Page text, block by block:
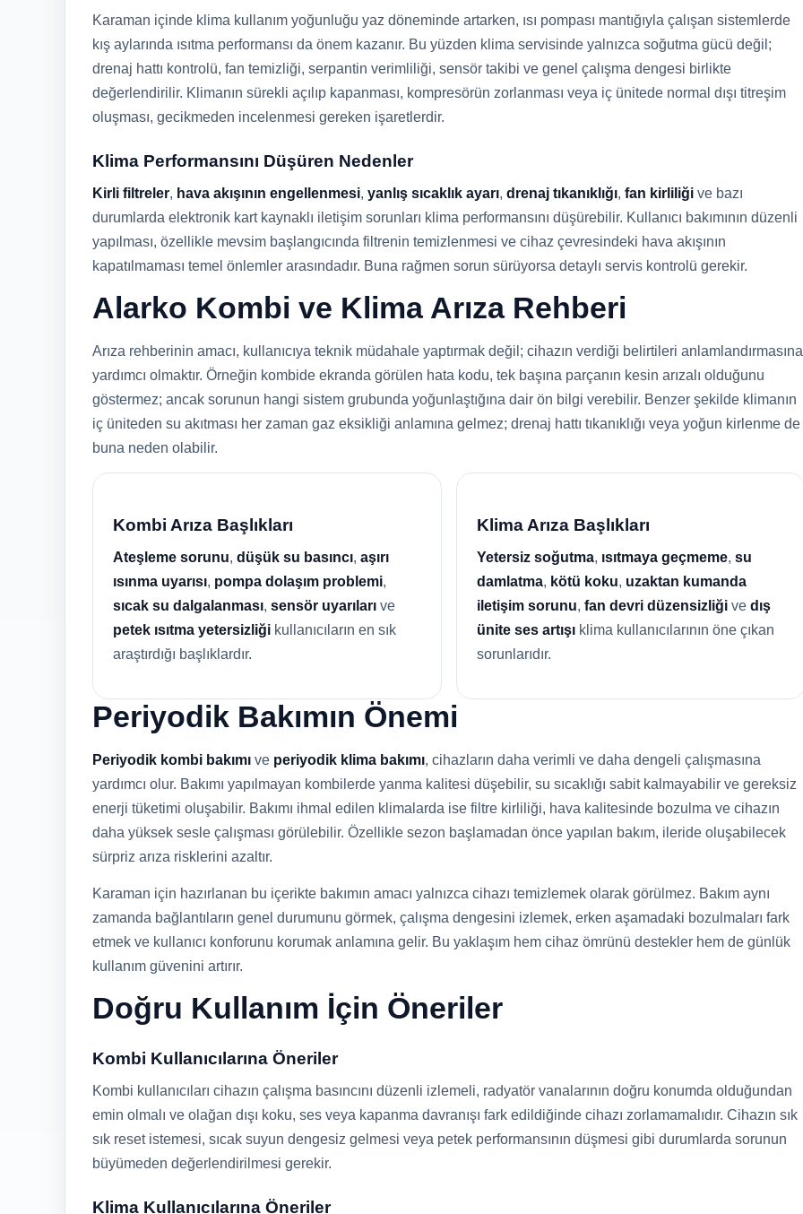
Karaman içinde klima kullanım yoğunluğu yaz döneminde artarken, ısı pompası mantığıyla çalışan sistemlerde
kış aylarında ısıtma performansı da önem kazanır. Bu yüzden klima servisinde yalnızca soğutma gücü değil;
drenaj hattı kontrolü, fan temizliği, serpantin verimliliği, sensör takibi ve genel çalışma dengesi birlikte
değerlendirilir. Klimanın sürekli açılıp kapanması, kompresörün zorlanması veya iç ünitede normal dışı titreşim
oluşması, gecikmeden incelenmesi gereken işaretlerdir.
Klima Performansını Düşüren Nedenler
Kirli filtreler, hava akışının engellenmesi, yanlış sıcaklık ayarı, drenaj tıkanıklığı, fan kirliliği ve bazı
durumlarda elektronik kart kaynaklı iletişim sorunları klima performansını düşürebilir. Kullanıcı bakımının düzenli
yapılması, özellikle mevsim başlangıcında filtrenin temizlenmesi ve cihaz çevresindeki hava akışının
kapatılmaması temel önlemler arasındadır. Buna rağmen sorun sürüyorsa detaylı servis kontrolü gerekir.
Alarko Kombi ve Klima Arıza Rehberi
Arıza rehberinin amacı, kullanıcıya teknik müdahale yaptırmak değil; cihazın verdiği belirtileri anlamlandırmasına
yardımcı olmaktır. Örneğin kombide ekranda görülen hata kodu, tek başına parçanın kesin arızalı olduğunu
göstermez; ancak sorunun hangi sistem grubunda yoğunlaştığına dair ön bilgi verebilir. Benzer şekilde klimanın
iç üniteden su akıtması her zaman gaz eksikliği anlamına gelmez; drenaj hattı tıkanıklığı veya yoğun kirlenme de
buna neden olabilir.
Kombi Arıza Başlıkları
Ateşleme sorunu, düşük su basıncı, aşırı
ısınma uyarısı, pompa dolaşım problemi,
sıcak su dalgalanması, sensör uyarıları ve
petek ısıtma yetersizliği kullanıcıların en sık
araştırdığı başlıklardır.
Klima Arıza Başlıkları
Yetersiz soğutma, ısıtmaya geçmeme, su
damlatma, kötü koku, uzaktan kumanda
iletişim sorunu, fan devri düzensizliği ve dış
ünite ses artışı klima kullanıcılarının öne çıkan
sorunlarıdır.
Periyodik Bakımın Önemi
Periyodik kombi bakımı ve periyodik klima bakımı, cihazların daha verimli ve daha dengeli çalışmasına
yardımcı olur. Bakımı yapılmayan kombilerde yanma kalitesi düşebilir, su sıcaklığı sabit kalmayabilir ve gereksiz
enerji tüketimi oluşabilir. Bakımı ihmal edilen klimalarda ise filtre kirliliği, hava kalitesinde bozulma ve cihazın
daha yüksek sesle çalışması görülebilir. Özellikle sezon başlamadan önce yapılan bakım, ileride oluşabilecek
sürpriz arıza risklerini azaltır.
Karaman için hazırlanan bu içerikte bakımın amacı yalnızca cihazı temizlemek olarak görülmez. Bakım aynı
zamanda bağlantıların genel durumunu görmek, çalışma dengesini izlemek, erken aşamadaki bozulmaları fark
etmek ve kullanıcı konforunu korumak anlamına gelir. Bu yaklaşım hem cihaz ömrünü destekler hem de günlük
kullanım güvenini artırır.
Doğru Kullanım İçin Öneriler
Kombi Kullanıcılarına Öneriler
Kombi kullanıcıları cihazın çalışma basıncını düzenli izlemeli, radyatör vanalarının doğru konumda olduğundan
emin olmalı ve olağan dışı koku, ses veya kapanma davranışı fark edildiğinde cihazı zorlamamalıdır. Cihazın sık
sık reset istemesi, sıcak suyun dengesiz gelmesi veya petek performansının düşmesi gibi durumlarda sorunun
büyümeden değerlendirilmesi gerekir.
Klima Kullanıcılarına Öneriler